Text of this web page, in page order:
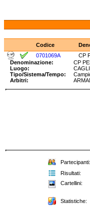
Codice
0701069A
CP
Denominazione:
CP
Luogo:
Tipo/Sistema/Tempo:
Arbitri:
Partecipanti:
Risultati:
Cartellini:
Statistiche: